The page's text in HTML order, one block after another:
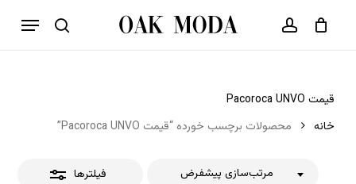
جستجو حساب کاربری
فهرست
سبد خرید بستن
قیمت Pacoroca UNVO
خانه
محصولات برچسب خورده “قیمت Pacoroca UNVO”
فیلترها
مرتب‌سازی پیشفرض
بستن